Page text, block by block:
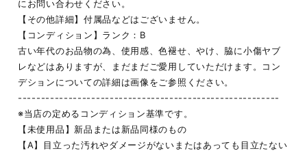
にお問い合わせください。
【その他詳細】付属品などはございません。
【コンディション】ランク：B
古い年代のお品物の為、使用感、色褪せ、やけ、脇に小傷ヤブ
レなどはありますが、まだまだご愛用していただけます。コン
デションについての詳細は画像をご参照ください。
---------------------------------------------------------
※当店の定めるコンディション基準です。
【未使用品】新品または新品同様のもの
【A】目立った汚れやダメージがないまたはあっても目立たない